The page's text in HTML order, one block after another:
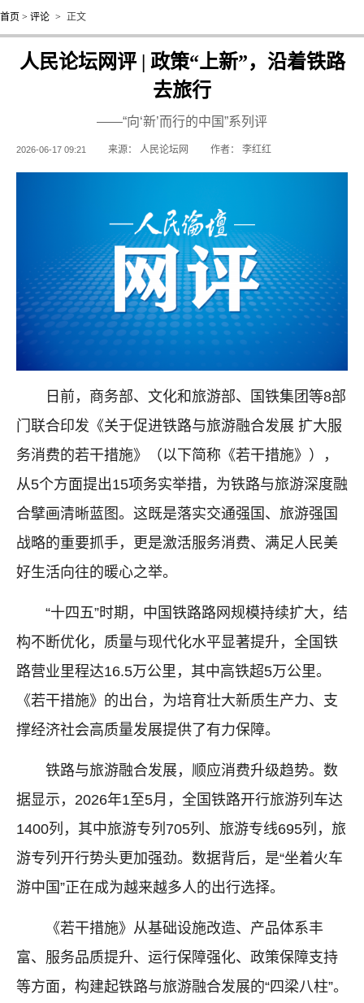
首页 > 评论 > 正文
人民论坛网评 | 政策“上新”，沿着铁路
去旅行
——“向‘新’而行的中国”系列评
2026-06-17 09:21 来源： 人民论坛网 作者： 李红红
日前，商务部、文化和旅游部、国铁集团等8部
门联合印发《关于促进铁路与旅游融合发展 扩大服
务消费的若干措施》（以下简称《若干措施》），
从5个方面提出15项务实举措，为铁路与旅游深度融
合擘画清晰蓝图。这既是落实交通强国、旅游强国
战略的重要抓手，更是激活服务消费、满足人民美
好生活向往的暖心之举。
“十四五”时期，中国铁路路网规模持续扩大，结
构不断优化，质量与现代化水平显著提升，全国铁
路营业里程达16.5万公里，其中高铁超5万公里。
《若干措施》的出台，为培育壮大新质生产力、支
撑经济社会高质量发展提供了有力保障。
铁路与旅游融合发展，顺应消费升级趋势。数
据显示，2026年1至5月，全国铁路开行旅游列车达
1400列，其中旅游专列705列、旅游专线695列，旅
游专列开行势头更加强劲。数据背后，是“坐着火车
游中国”正在成为越来越多人的出行选择。
《若干措施》从基础设施改造、产品体系丰
富、服务品质提升、运行保障强化、政策保障支持
等方面，构建起铁路与旅游融合发展的“四梁八柱”。